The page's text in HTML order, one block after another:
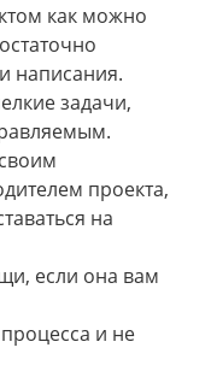
как можно
написания.
задачи,
проекта,
на
если она вам
и не